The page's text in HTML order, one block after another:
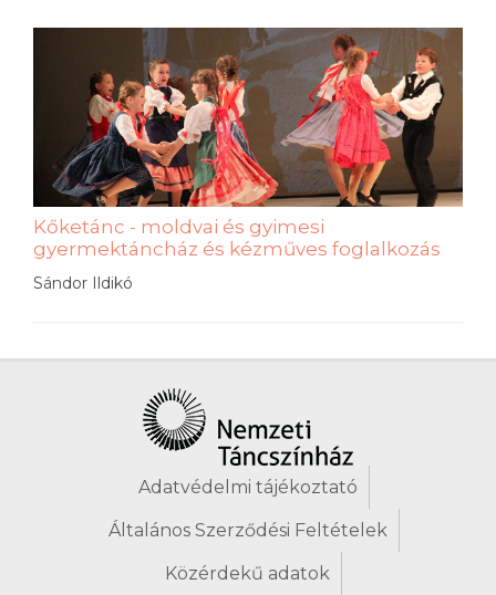
Kőketánc - moldvai és gyimesi
gyermektáncház és kézműves foglalkozás
Sándor Ildikó
Adatvédelmi tájékoztató
Általános Szerződési Feltételek
Közérdekű adatok